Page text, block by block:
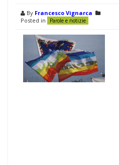
By Francesco Vignarca
Posted in
Parole e notizie